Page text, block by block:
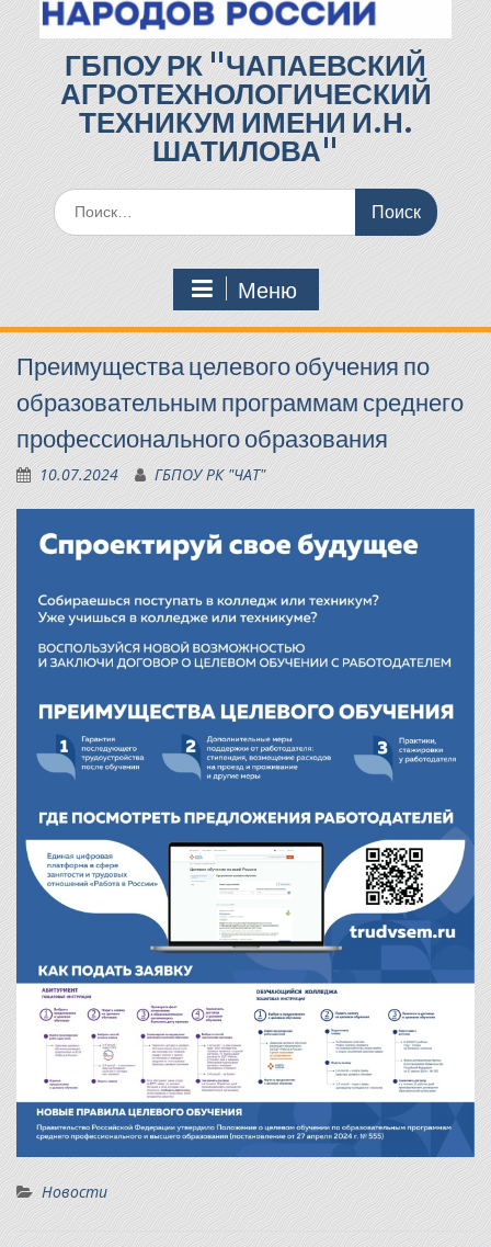
ГБПОУ РК "ЧАПАЕВСКИЙ
АГРОТЕХНОЛОГИЧЕСКИЙ
ТЕХНИКУМ ИМЕНИ И.Н.
ШАТИЛОВА"
Поиск
по:
Меню
Преимущества целевого обучения по
образовательным программам среднего
профессионального образования
10.07.2024 ГБПОУ РК "ЧАТ"
Новости